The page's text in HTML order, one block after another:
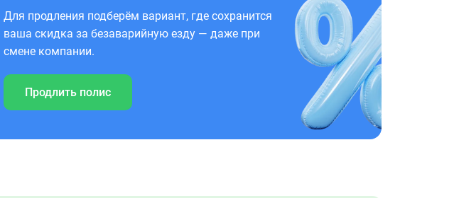
Для продления подберём вариант, где сохранится
ваша скидка за безаварийную езду — даже при
смене компании.
Продлить полис